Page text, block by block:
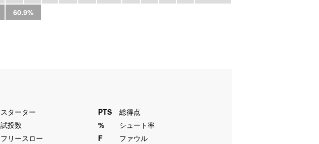
60.9%
スターター PTS
総得点
試投数 %
シュート率
フリースロー F
ファウル